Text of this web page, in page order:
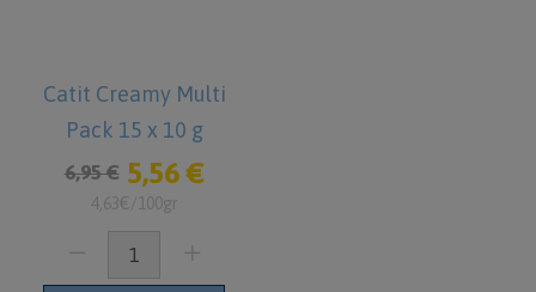
Catit Creamy Multi
Pack 15 x 10 g
6,95 € 5,56 €
4,63€/100gr